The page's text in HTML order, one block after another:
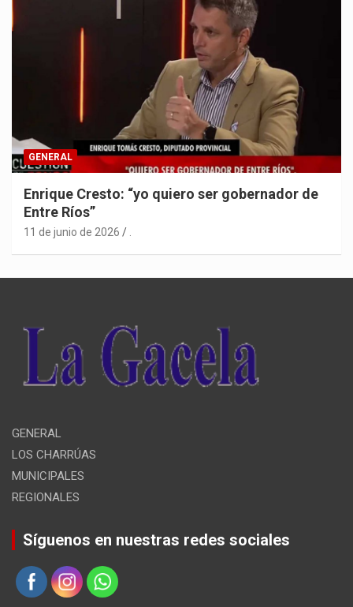
GENERAL
Enrique Cresto: “yo quiero ser gobernador de
Entre Ríos”
11 de junio de 2026
GENERAL
LOS CHARRÚAS
MUNICIPALES
REGIONALES
Síguenos en nuestras redes sociales